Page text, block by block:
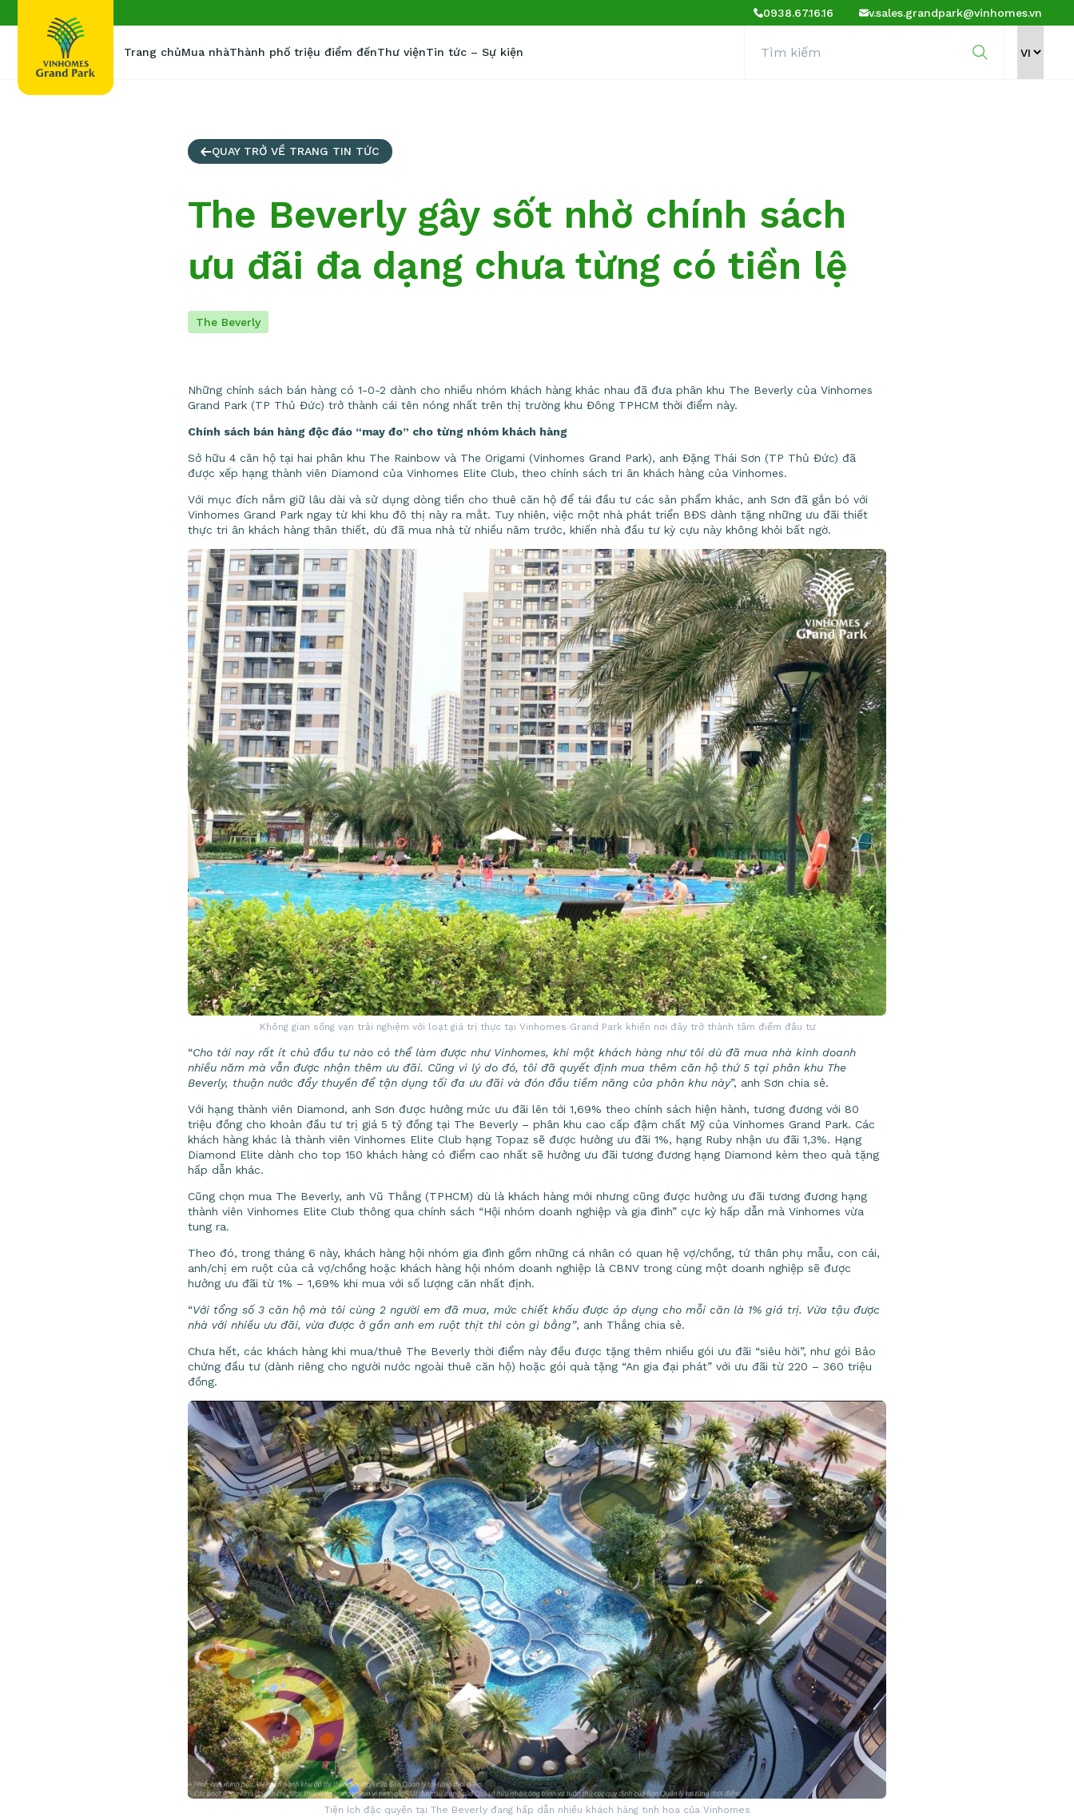
0938.67.16.16 v.sales.grandpark@vinhomes.vn
Trang chủMua nhàThành phố triệu điểm đếnThư việnTin tức – Sự kiện
QUAY TRỞ VỀ TRANG TIN TỨC
The Beverly gây sốt nhờ chính sách
ưu đãi đa dạng chưa từng có tiền lệ
The Beverly
Những chính sách bán hàng có 1-0-2 dành cho nhiều nhóm khách hàng khác nhau đã đưa phân khu The Beverly của Vinhomes
Grand Park (TP Thủ Đức) trở thành cái tên nóng nhất trên thị trường khu Đông TPHCM thời điểm này.
Chính sách bán hàng độc đáo “may đo” cho từng nhóm khách hàng
Sở hữu 4 căn hộ tại hai phân khu The Rainbow và The Origami (Vinhomes Grand Park), anh Đặng Thái Sơn (TP Thủ Đức) đã
được xếp hạng thành viên Diamond của Vinhomes Elite Club, theo chính sách tri ân khách hàng của Vinhomes.
Với mục đích nắm giữ lâu dài và sử dụng dòng tiền cho thuê căn hộ để tái đầu tư các sản phẩm khác, anh Sơn đã gắn bó với
Vinhomes Grand Park ngay từ khi khu đô thị này ra mắt. Tuy nhiên, việc một nhà phát triển BĐS dành tặng những ưu đãi thiết
thực tri ân khách hàng thân thiết, dù đã mua nhà từ nhiều năm trước, khiến nhà đầu tư kỳ cựu này không khỏi bất ngờ.
Không gian sống vạn trải nghiệm với loạt giá trị thực tại Vinhomes Grand Park khiến nơi đây trở thành tâm điểm đầu tư
“Cho tới nay rất ít chủ đầu tư nào có thể làm được như Vinhomes, khi một khách hàng như tôi dù đã mua nhà kinh doanh
nhiều năm mà vẫn được nhận thêm ưu đãi. Cũng vì lý do đó, tôi đã quyết định mua thêm căn hộ thứ 5 tại phân khu The
Beverly, thuận nước đẩy thuyền để tận dụng tối đa ưu đãi và đón đầu tiềm năng của phân khu này”, anh Sơn chia sẻ.
Với hạng thành viên Diamond, anh Sơn được hưởng mức ưu đãi lên tới 1,69% theo chính sách hiện hành, tương đương với 80
triệu đồng cho khoản đầu tư trị giá 5 tỷ đồng tại The Beverly – phân khu cao cấp đậm chất Mỹ của Vinhomes Grand Park. Các
khách hàng khác là thành viên Vinhomes Elite Club hạng Topaz sẽ được hưởng ưu đãi 1%, hạng Ruby nhận ưu đãi 1,3%. Hạng
Diamond Elite dành cho top 150 khách hàng có điểm cao nhất sẽ hưởng ưu đãi tương đương hạng Diamond kèm theo quà tặng
hấp dẫn khác.
Cũng chọn mua The Beverly, anh Vũ Thắng (TPHCM) dù là khách hàng mới nhưng cũng được hưởng ưu đãi tương đương hạng
thành viên Vinhomes Elite Club thông qua chính sách “Hội nhóm doanh nghiệp và gia đình” cực kỳ hấp dẫn mà Vinhomes vừa
tung ra.
Theo đó, trong tháng 6 này, khách hàng hội nhóm gia đình gồm những cá nhân có quan hệ vợ/chồng, tứ thân phụ mẫu, con cái,
anh/chị em ruột của cả vợ/chồng hoặc khách hàng hội nhóm doanh nghiệp là CBNV trong cùng một doanh nghiệp sẽ được
hưởng ưu đãi từ 1% – 1,69% khi mua với số lượng căn nhất định.
“Với tổng số 3 căn hộ mà tôi cùng 2 người em đã mua, mức chiết khấu được áp dụng cho mỗi căn là 1% giá trị. Vừa tậu được
nhà với nhiều ưu đãi, vừa được ở gần anh em ruột thịt thì còn gì bằng”, anh Thắng chia sẻ.
Chưa hết, các khách hàng khi mua/thuê The Beverly thời điểm này đều được tặng thêm nhiều gói ưu đãi “siêu hời”, như gói Bảo
chứng đầu tư (dành riêng cho người nước ngoài thuê căn hộ) hoặc gói quà tặng “An gia đại phát” với ưu đãi từ 220 – 360 triệu
đồng.
Tiện ích đặc quyền tại The Beverly đang hấp dẫn nhiều khách hàng tinh hoa của Vinhomes